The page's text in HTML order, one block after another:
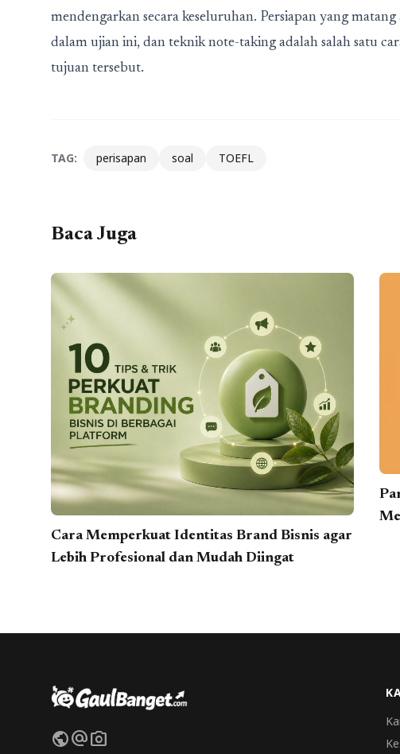
mendengarkan secara keseluruhan. Persiapan yang
dalam ujian ini, dan teknik note-taking adalah salah satu
tujuan tersebut.
TAG: perisapan soal TOEFL
Baca Juga
Cara Memperkuat Identitas Brand Bisnis agar
Lebih Profesional dan Mudah Diingat
publicalternate_emailphoto_camera